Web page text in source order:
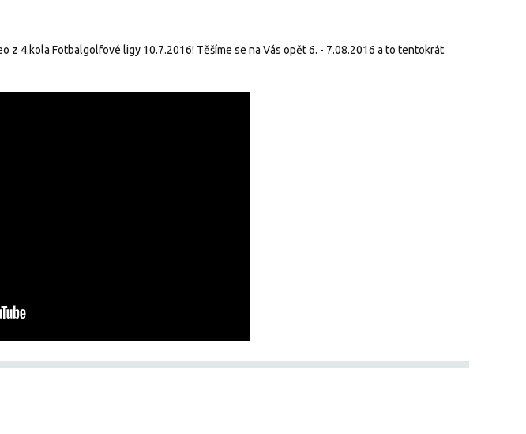
z 4.kola Fotbalgolfové ligy 10.7.2016! Těšíme se na Vás opět 6. - 7.08.2016 a to tentokrát